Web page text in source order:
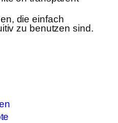
die einfach
zu benutzen sind.